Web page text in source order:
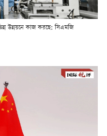
উন্নয়নে কাজ করছে: সিএমজি